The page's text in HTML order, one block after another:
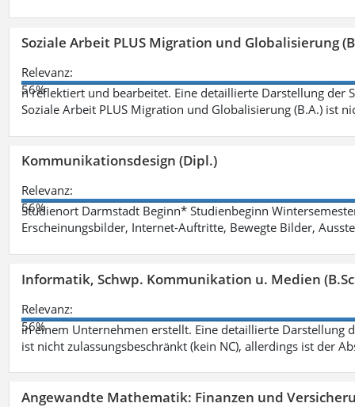
Soziale Arbeit PLUS Migration und Globalisierung
Relevanz:
56%
n reflektiert und bearbeitet. Eine detaillierte Darstellung der
Soziale Arbeit PLUS Migration und Globalisierung (B.A.) ist
Kommunikationsdesign (Dipl.)
Relevanz:
56%
Studienort Darmstadt Beginn* Studienbeginn
Erscheinungsbilder, Internet-Auftritte, Bewegte Bilder,
Informatik, Schwp. Kommunikation u. Medien
Relevanz:
56%
in einem Unternehmen erstellt. Eine detaillierte Darstellung
ist nicht zulassungsbeschränkt (kein NC), allerdings ist der
Angewandte Mathematik: Finanzen und